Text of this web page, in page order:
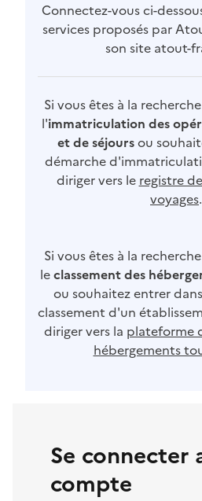
Connectez-vous ci-
services proposés par
son site atout-
Si vous êtes à la
l'immatriculation des
et de séjoursou
démarche
diriger vers le registre
voyages.
Si vous êtes à la
leclassement des
ou souhaitez entrer
classement d'un
diriger vers la plateforme
hébergements
Se connecter
compte